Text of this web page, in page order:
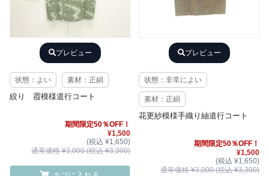
プレビュー
状態：よい 素材：正絹
絞り 霞模様道行コート
期間限定50％OFF！
¥1,500
(税込 ¥1,650)
通常価格 ¥3,000 (税込 ¥3,300)
プレビュー
状態：非常によい
素材：正絹
花更紗模様手織り紬道行コート
期間限定50％OFF！
¥1,500
(税込 ¥1,650)
通常価格 ¥3,000 (税込 ¥3,300)